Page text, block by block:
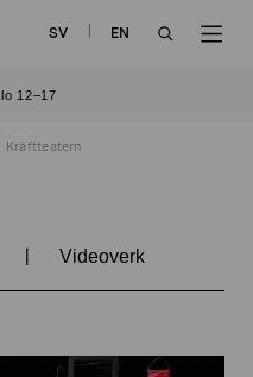
SV
EN
12–17
Kräftteatern
| Videoverk